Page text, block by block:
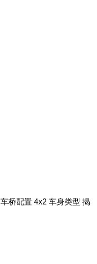
车桥配置 4x2 车身类型 揭